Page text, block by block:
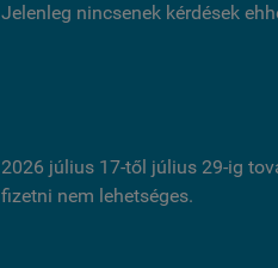
Jelenleg nincsenek kérdések
2026 július 17-től július 29-ig
fizetni nem lehetséges.